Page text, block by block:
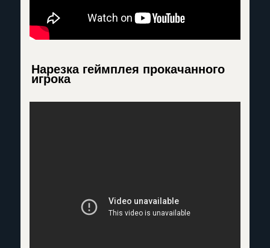
Нарезка геймплея прокачанного
игрока